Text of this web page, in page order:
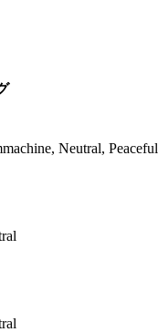
Neutral, Peaceful